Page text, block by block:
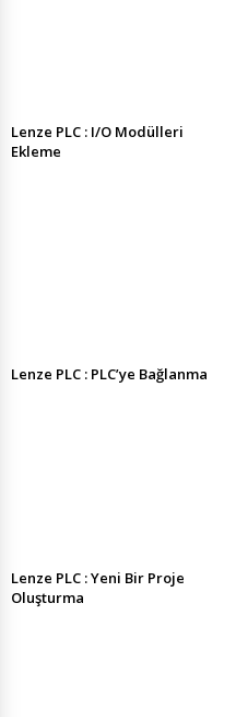
Lenze PLC : I/O Modülleri
Ekleme
Lenze PLC : PLC’ye Bağlanma
Lenze PLC : Yeni Bir Proje
Oluşturma